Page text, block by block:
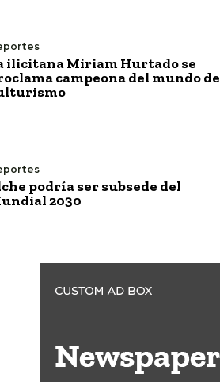
ilicitana Miriam Hurtado se
campeona del mundo de
podría ser subsede del
2030